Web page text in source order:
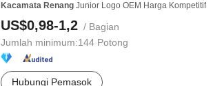
Kacamata Renang Junior Logo OEM Harga Kompetitif
US$0,98-1,2 / Bagian
Jumlah minimum:144 Potong
Hubungi Pemasok